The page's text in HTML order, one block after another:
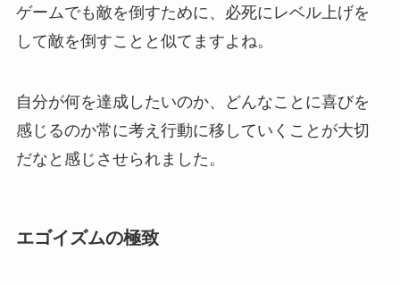
ゲームでも敵を倒すために、必死にレベル上げを
して敵を倒すことと似てますよね。
自分が何を達成したいのか、どんなことに喜びを
感じるのか常に考え行動に移していくことが大切
だなと感じさせられました。
エゴイズムの極致